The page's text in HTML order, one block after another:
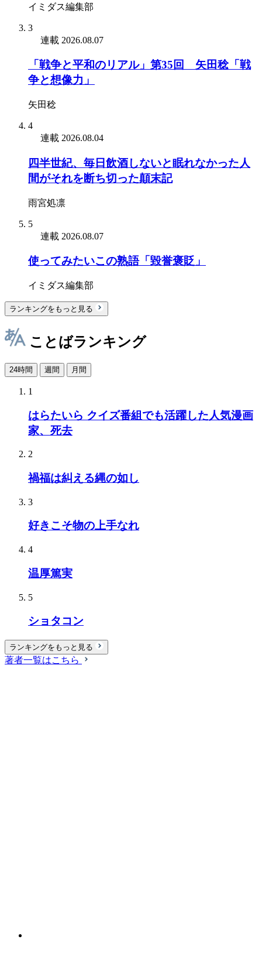
イミダス編集部
3
連載 2026.08.07
「戦争と平和のリアル」第35回 矢田稔「戦
争と想像力」
矢田稔
4
連載 2026.08.04
四半世紀、毎日飲酒しないと眠れなかった人
間がそれを断ち切った顛末記
雨宮処凛
5
連載 2026.08.07
使ってみたいこの熟語「毀誉褒貶」
イミダス編集部
ランキングをもっと見る
ことばランキング
24時間 週間 月間
1
はらたいら クイズ番組でも活躍した人気漫画
家、死去
2
禍福は糾える縄の如し
3
好きこそ物の上手なれ
4
温厚篤実
5
ショタコン
ランキングをもっと見る
著者一覧はこちら